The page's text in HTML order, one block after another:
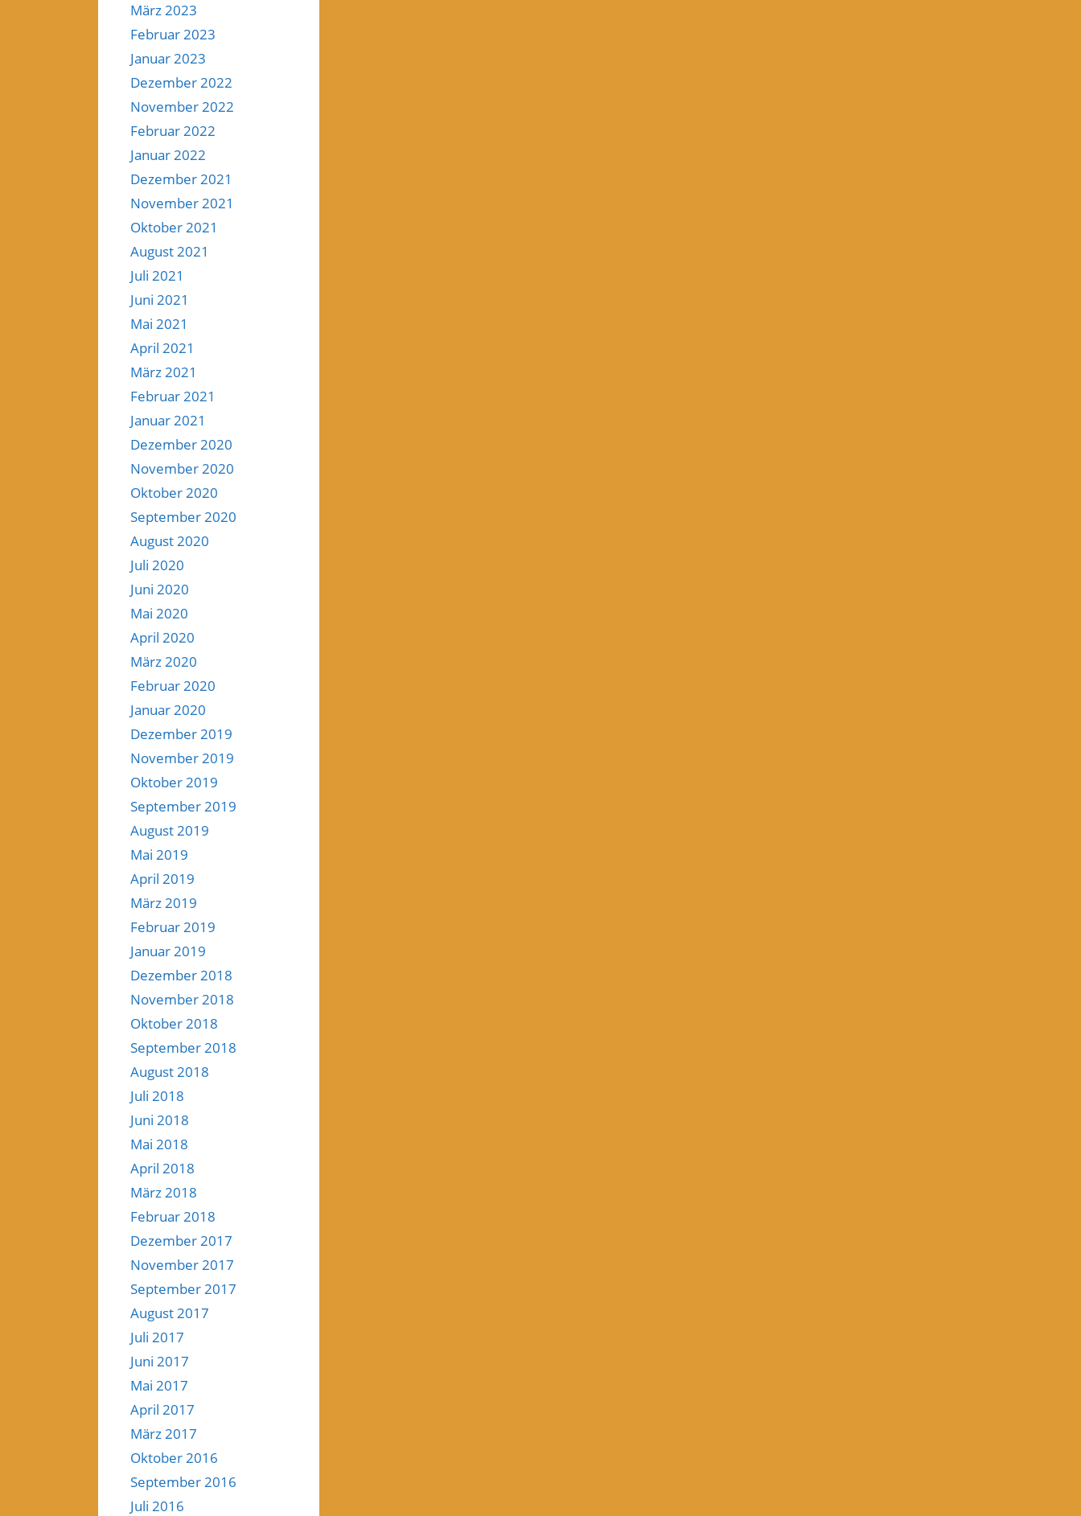
März 2023
Februar 2023
Januar 2023
Dezember 2022
November 2022
Februar 2022
Januar 2022
Dezember 2021
November 2021
Oktober 2021
August 2021
Juli 2021
Juni 2021
Mai 2021
April 2021
März 2021
Februar 2021
Januar 2021
Dezember 2020
November 2020
Oktober 2020
September 2020
August 2020
Juli 2020
Juni 2020
Mai 2020
April 2020
März 2020
Februar 2020
Januar 2020
Dezember 2019
November 2019
Oktober 2019
September 2019
August 2019
Mai 2019
April 2019
März 2019
Februar 2019
Januar 2019
Dezember 2018
November 2018
Oktober 2018
September 2018
August 2018
Juli 2018
Juni 2018
Mai 2018
April 2018
März 2018
Februar 2018
Dezember 2017
November 2017
September 2017
August 2017
Juli 2017
Juni 2017
Mai 2017
April 2017
März 2017
Oktober 2016
September 2016
Juli 2016